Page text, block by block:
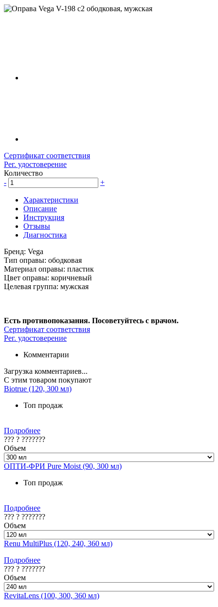
Сертификат соответствия
Рег. удостоверение
Количество
-
+
Характеристики
Описание
Инструкция
Отзывы
Диагностика
Бренд: Vega
Тип оправы: ободковая
Материал оправы: пластик
Цвет оправы: коричневый
Целевая группа: мужская
Есть противопоказания. Посоветуйтесь с врачом.
Сертификат соответствия
Рег. удостоверение
Комментарии
Загрузка комментариев...
С этим товаром покупают
Biotrue (120, 300 мл)
Топ продаж
Подробнее
??? ? ???????
Объем
ОПТИ-ФРИ Pure Moist (90, 300 мл)
Топ продаж
Подробнее
??? ? ???????
Объем
Renu MultiPlus (120, 240, 360 мл)
Подробнее
??? ? ???????
Объем
RevitaLens (100, 300, 360 мл)